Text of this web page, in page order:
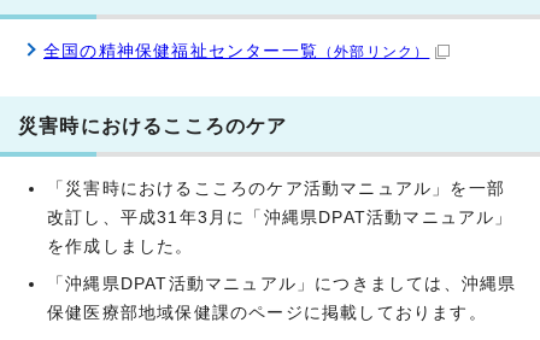
全国の精神保健福祉センター一覧 （外部リンク）
災害時におけるこころのケア
「災害時におけるこころのケア活動マニュアル」を一部
改訂し、平成31年3月に「沖縄県DPAT活動マニュアル」
を作成しました。
「沖縄県DPAT活動マニュアル」につきましては、沖縄県
保健医療部地域保健課のページに掲載しております。